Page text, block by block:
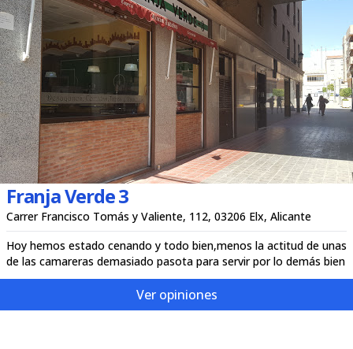
Franja Verde 3
Carrer Francisco Tomás y Valiente, 112, 03206 Elx, Alicante
Hoy hemos estado cenando y todo bien,menos la actitud de unas
de las camareras demasiado pasota para servir por lo demás bien
Ver opiniones